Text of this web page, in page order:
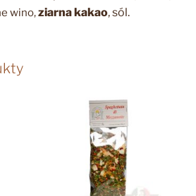
wino,ziarna kakao, sól.